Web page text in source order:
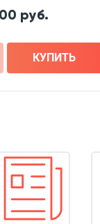
руб.
КУПИТЬ